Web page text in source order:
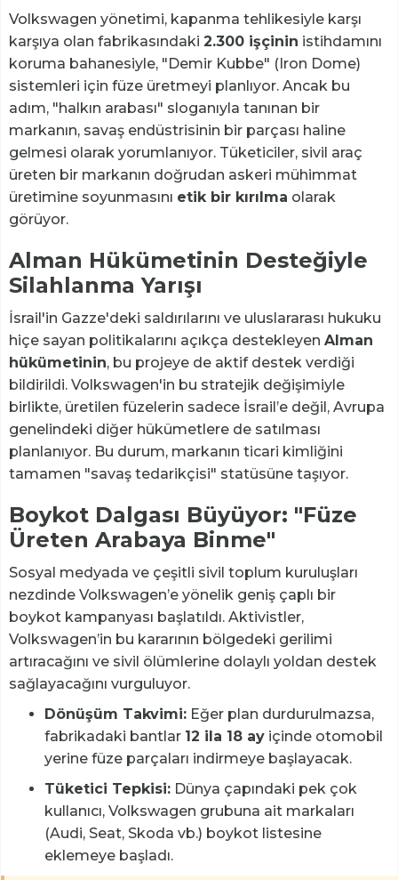
Volkswagen yönetimi, kapanma tehlikesiyle karşı
karşıya olan fabrikasındaki 2.300 işçinin istihdamını
koruma bahanesiyle, "Demir Kubbe" (Iron Dome)
sistemleri için füze üretmeyi planlıyor. Ancak bu
adım, "halkın arabası" sloganıyla tanınan bir
markanın, savaş endüstrisinin bir parçası haline
gelmesi olarak yorumlanıyor. Tüketiciler, sivil araç
üreten bir markanın doğrudan askeri mühimmat
üretimine soyunmasını etik bir kırılma olarak
görüyor.
Alman Hükümetinin Desteğiyle
Silahlanma Yarışı
İsrail'in Gazze'deki saldırılarını ve uluslararası hukuku
hiçe sayan politikalarını açıkça destekleyen Alman
hükümetinin, bu projeye de aktif destek verdiği
bildirildi. Volkswagen'in bu stratejik değişimiyle
birlikte, üretilen füzelerin sadece İsrail’e değil, Avrupa
genelindeki diğer hükümetlere de satılması
planlanıyor. Bu durum, markanın ticari kimliğini
tamamen "savaş tedarikçisi" statüsüne taşıyor.
Boykot Dalgası Büyüyor: "Füze
Üreten Arabaya Binme"
Sosyal medyada ve çeşitli sivil toplum kuruluşları
nezdinde Volkswagen’e yönelik geniş çaplı bir
boykot kampanyası başlatıldı. Aktivistler,
Volkswagen’in bu kararının bölgedeki gerilimi
artıracağını ve sivil ölümlerine dolaylı yoldan destek
sağlayacağını vurguluyor.
Dönüşüm Takvimi: Eğer plan durdurulmazsa,
fabrikadaki bantlar 12 ila 18 ay içinde otomobil
yerine füze parçaları indirmeye başlayacak.
Tüketici Tepkisi: Dünya çapındaki pek çok
kullanıcı, Volkswagen grubuna ait markaları
(Audi, Seat, Skoda vb.) boykot listesine
eklemeye başladı.